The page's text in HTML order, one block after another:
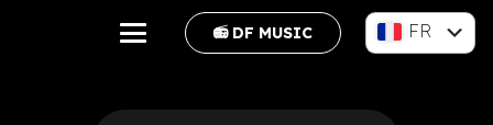
📻 DF MUSIC
FR